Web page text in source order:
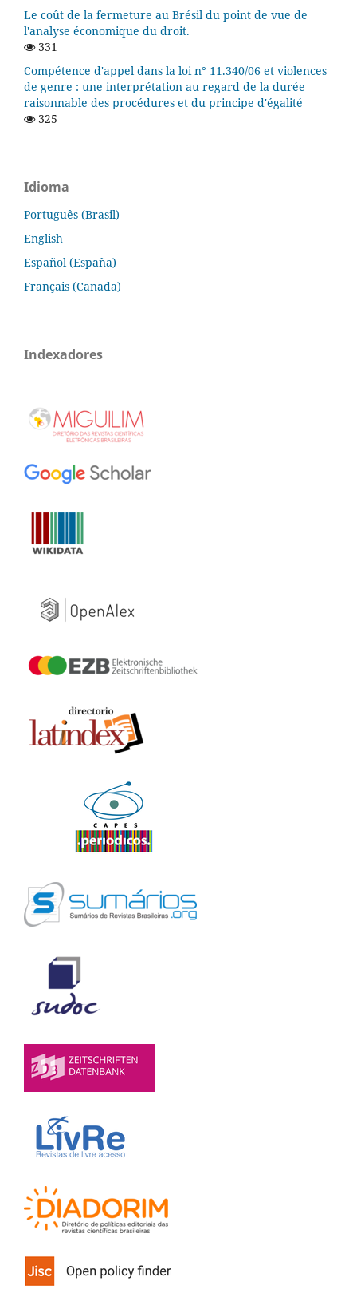
Le coût de la fermeture au Brésil du point de vue de
l'analyse économique du droit.
331
Compétence d'appel dans la loi n° 11.340/06 et violences
de genre : une interprétation au regard de la durée
raisonnable des procédures et du principe d'égalité
325
Idioma
Português (Brasil)
English
Español (España)
Français (Canada)
Indexadores